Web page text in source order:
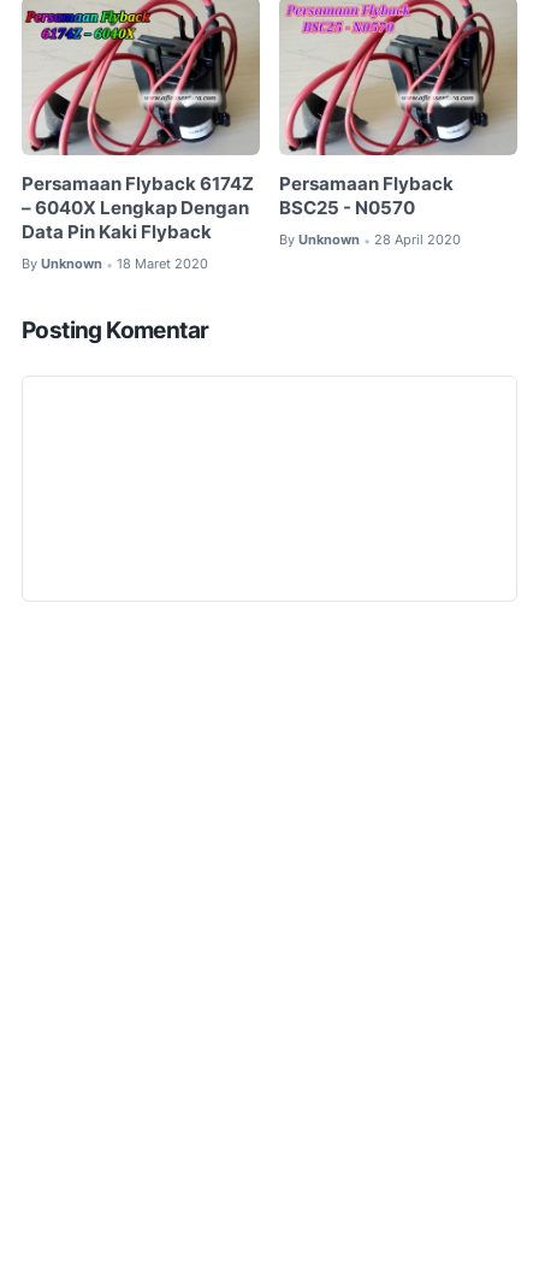
Persamaan Flyback 6174Z
– 6040X Lengkap Dengan
Data Pin Kaki Flyback
By Unknown • 18 Maret 2020
Persamaan Flyback
BSC25 - N0570
By Unknown • 28 April 2020
Posting Komentar